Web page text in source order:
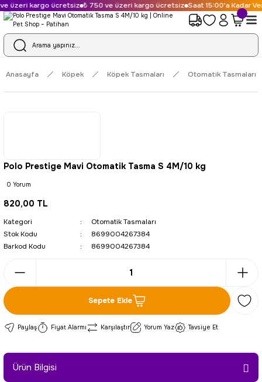
üzeri kargo ücretsiz ₺ 750 ve üzeri kargo ücretsiz Saat 15:00'a Kadar
Anasayfa Köpek Köpek Tasmaları Otomatik Tasmaları
Polo Prestige Mavi Otomatik Tasma S 4M/10 kg
0 Yorum
820,00 TL
Kategori
Otomatik Tasmaları
Stok Kodu
8699004267384
Barkod Kodu
8699004267384
Sepete Ekle
Paylaş Fiyat Alarmı Karşılaştır Yorum Yaz Tavsiye Et
Ürün Bilgisi